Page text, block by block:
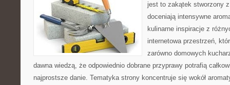
jest to zakątek stworzony
doceniają intensywne
kulinarne inspiracje z
internetowa przestrzeń,
zarówno domowych
dawna wiedzą, że odpowiednio dobrane przyprawy potrafią
najprostsze danie. Tematyka strony koncentruje się wokół